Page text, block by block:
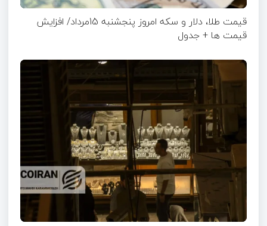
قیمت طلا، دلار و سکه امروز پنجشنبه 15مرداد/ افزایش
قیمت ها + جدول